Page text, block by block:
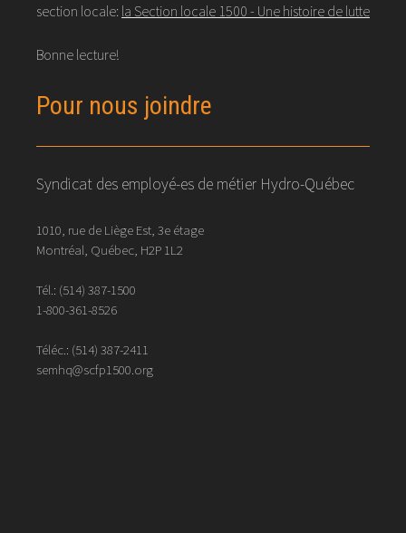
section locale: la Section locale 1500 - Une histoire de lutte
Bonne lecture!
Pour nous joindre
Syndicat des employé-es de métier Hydro-Québec
1010, rue de Liège Est, 3e étage
Montréal, Québec, H2P 1L2
Tél.: (514) 387-1500
1-800-361-8526
Téléc.: (514) 387-2411
semhq@scfp1500.org